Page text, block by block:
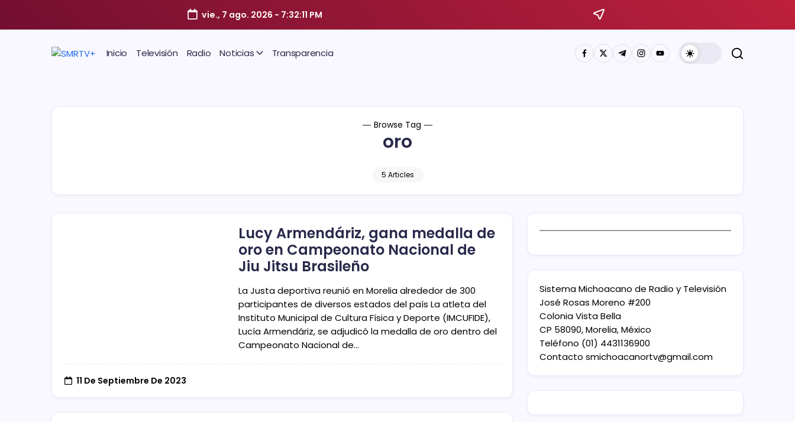
vie., 7 ago. 2026 - 7:32:11 PM
Inicio Televisión Radio Noticias Transparencia
Browse Tag
oro
5 Articles
Lucy Armendáriz, gana medalla de
oro en Campeonato Nacional de
Jiu Jitsu Brasileño
La Justa deportiva reunió en Morelia alrededor de 300
participantes de diversos estados del país La atleta del
Instituto Municipal de Cultura Física y Deporte (IMCUFIDE),
Lucía Armendáriz, se adjudicó la medalla de oro dentro del
Campeonato Nacional de…
11 De Septiembre De 2023
Sistema Michoacano de Radio y Televisión
José Rosas Moreno #200
Colonia Vista Bella
CP 58090, Morelia, México
Teléfono (01) 4431136900
Contacto smichoacanortv@gmail.com